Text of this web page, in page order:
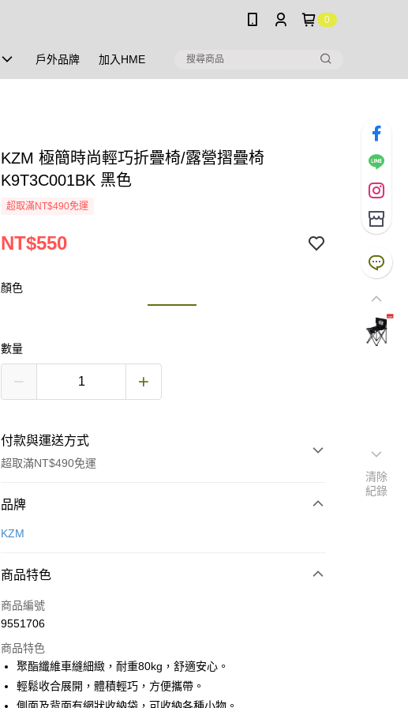
0
戶外品牌 加入HME
KZM 極簡時尚輕巧折疊椅/露營摺疊椅
K9T3C001BK 黑色
超取滿NT$490免運
NT$550
顏色
數量
付款與運送方式
超取滿NT$490免運
付款方式
信用卡一次付款
合作金庫商業銀行
華南商業銀行
上海商業儲蓄銀行
國泰世華商業銀行
兆豐國際商業銀行
臺灣中小企業銀行
台中商業銀行
超商取貨付款
LINE Pay
Apple Pay
ATM付款
品牌
KZM
商品特色
商品編號
9551706
商品特色
聚酯纖維車縫細緻，耐重80kg，舒適安心。
輕鬆收合展開，體積輕巧，方便攜帶。
清除
紀錄